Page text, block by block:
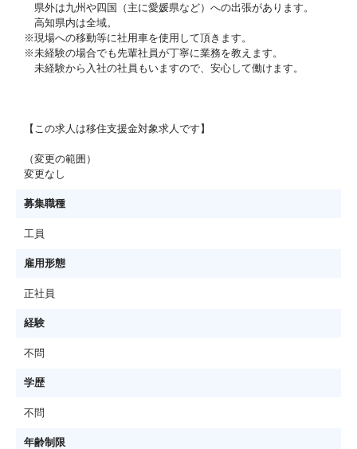
県外は九州や四国（主に愛媛県など）への出張があります。
高知県内は全域。
※現場への移動等に社用車を使用して頂きます。
※未経験の場合でも先輩社員が丁寧に業務を教えます。
未経験から入社の社員もいますので、安心して働けます。
【この求人は移住支援金対象求人です】
（変更の範囲）
変更なし
募集職種
工員
雇用形態
正社員
経験
不問
学歴
不問
年齢制限